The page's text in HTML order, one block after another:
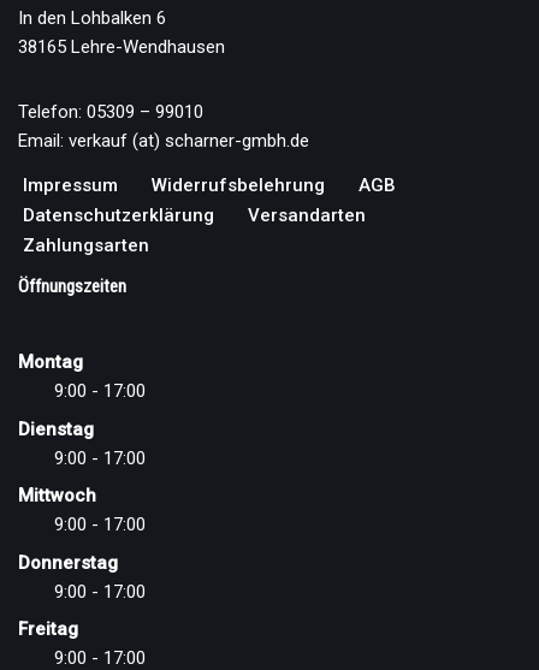
In den Lohbalken 6
38165 Lehre-Wendhausen
Telefon: 05309 – 99010
Email: verkauf (at) scharner-gmbh.de
Impressum Widerrufsbelehrung
AGB
Datenschutzerklärung
Versandarten
Zahlungsarten
Öffnungszeiten
Montag
9:00 - 17:00
Dienstag
9:00 - 17:00
Mittwoch
9:00 - 17:00
Donnerstag
9:00 - 17:00
Freitag
9:00 - 17:00